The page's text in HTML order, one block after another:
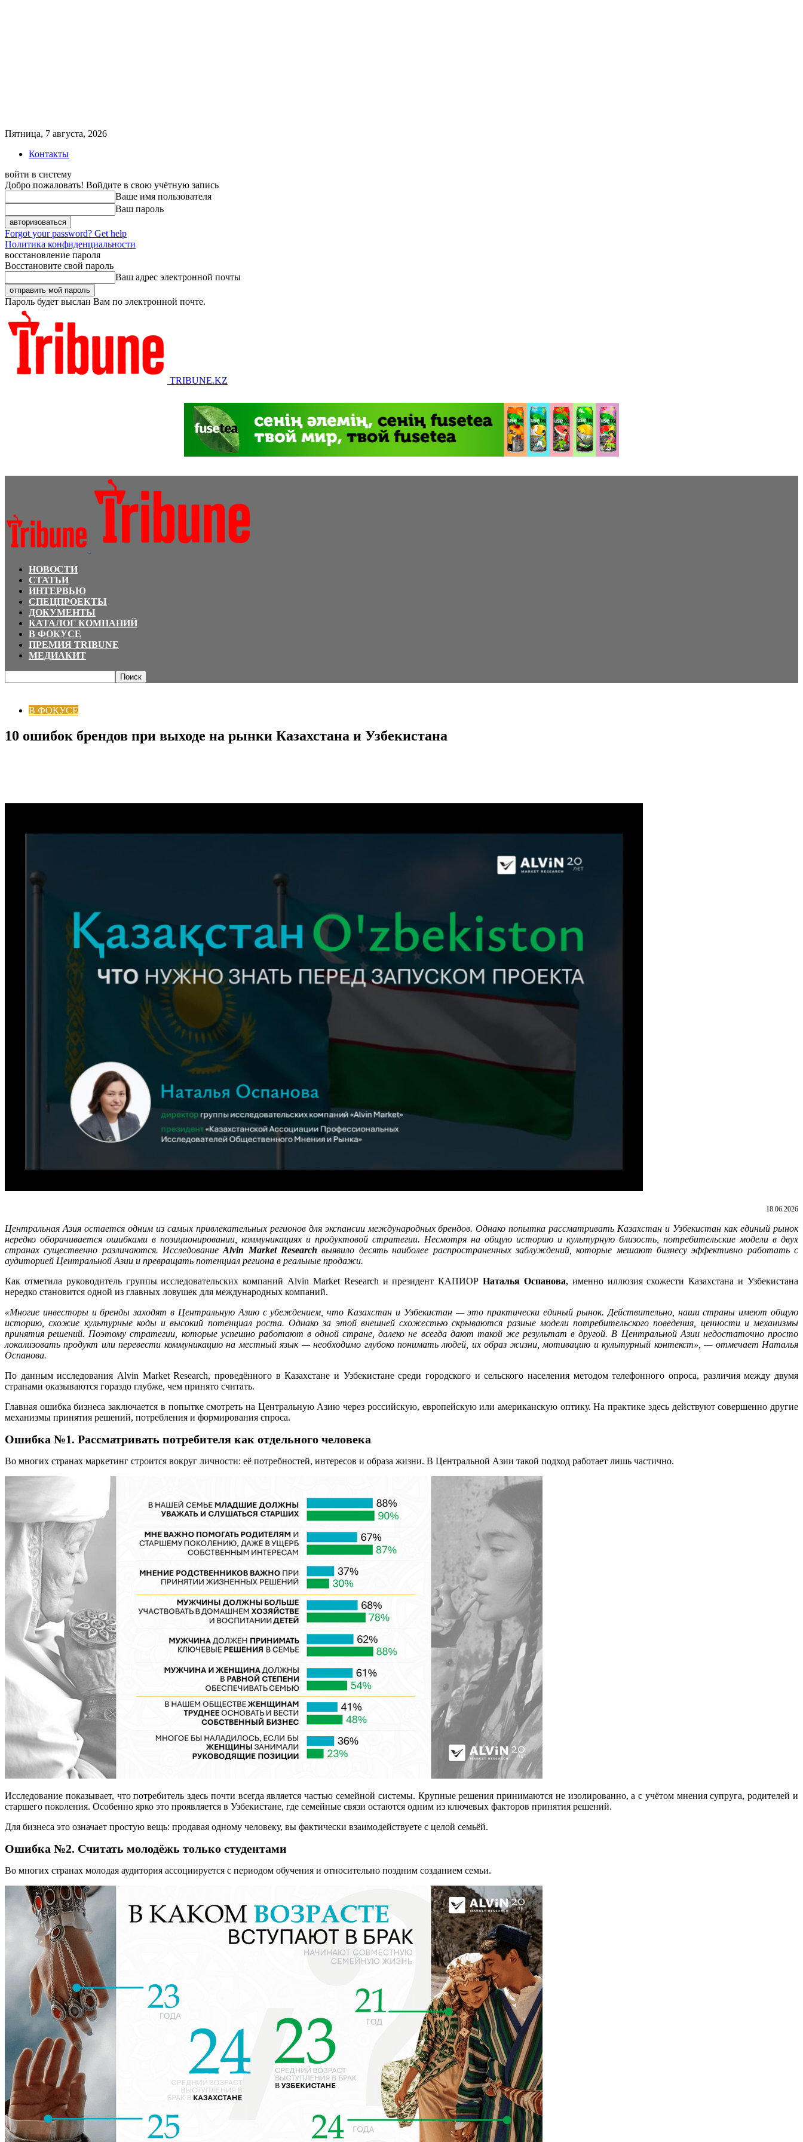
Пятница, 7 августа, 2026
Контакты
войти в систему
Добро пожаловать! Войдите в свою учётную запись
Ваше имя пользователя
Ваш пароль
Forgot your password? Get help
Политика конфиденциальности
восстановление пароля
Восстановите свой пароль
Ваш адрес электронной почты
Пароль будет выслан Вам по электронной почте.
TRIBUNE.KZ
НОВОСТИ
СТАТЬИ
ИНТЕРВЬЮ
СПЕЦПРОЕКТЫ
ДОКУМЕНТЫ
КАТАЛОГ КОМПАНИЙ
В ФОКУСЕ
ПРЕМИЯ TRIBUNE
МЕДИАКИТ
В ФОКУСЕ
10 ошибок брендов при выходе на рынки Казахстана и Узбекистана
18.06.2026
Центральная Азия остается одним из самых привлекательных регионов для экспансии международных брендов. Однако попытка рассматривать Казахстан и Узбекистан как единый рынок
нередко оборачивается ошибками в позиционировании, коммуникациях и продуктовой стратегии. Несмотря на общую историю и культурную близость, потребительские модели в двух
странах существенно различаются. ИсследованиеAlvin Market Research выявило десять наиболее распространенных заблуждений, которые мешают бизнесу эффективно работать с
аудиторией Центральной Азии и превращать потенциал региона в реальные продажи.
Как отметила руководитель группы исследовательских компаний Alvin Market Research и президент КАПИОРНаталья Оспанова, именно иллюзия схожести Казахстана и Узбекистана
нередко становится одной из главных ловушек для международных компаний.
«Многие инвесторы и бренды заходят в Центральную Азию с убеждением, что Казахстан и Узбекистан — это практически единый рынок. Действительно, наши страны имеют общую
историю, схожие культурные коды и высокий потенциал роста. Однако за этой внешней схожестью скрываются разные модели потребительского поведения, ценности и механизмы
принятия решений. Поэтому стратегии, которые успешно работают в одной стране, далеко не всегда дают такой же результат в другой. В Центральной Азии недостаточно просто
локализовать продукт или перевести коммуникацию на местный язык — необходимо глубоко понимать людей, их образ жизни, мотивацию и культурный контекст», — отмечает Наталья
Оспанова.
По данным исследования Alvin Market Research, проведённого в Казахстане и Узбекистане среди городского и сельского населения методом телефонного опроса, различия между двумя
странами оказываются гораздо глубже, чем принято считать.
Главная ошибка бизнеса заключается в попытке смотреть на Центральную Азию через российскую, европейскую или американскую оптику. На практике здесь действуют совершенно другие
механизмы принятия решений, потребления и формирования спроса.
Ошибка №1. Рассматривать потребителя как отдельного человека
Во многих странах маркетинг строится вокруг личности: её потребностей, интересов и образа жизни. В Центральной Азии такой подход работает лишь частично.
Исследование показывает, что потребитель здесь почти всегда является частью семейной системы. Крупные решения принимаются не изолированно, а с учётом мнения супруга, родителей и
старшего поколения. Особенно ярко это проявляется в Узбекистане, где семейные связи остаются одним из ключевых факторов принятия решений.
Для бизнеса это означает простую вещь: продавая одному человеку, вы фактически взаимодействуете с целой семьёй.
Ошибка №2. Считать молодёжь только студентами
Во многих странах молодая аудитория ассоциируется с периодом обучения и относительно поздним созданием семьи.